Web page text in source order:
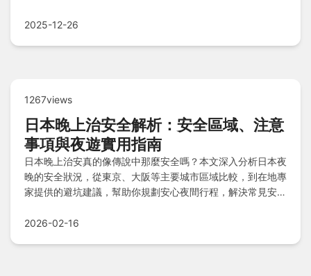
2025-12-26
1267views
日本晚上治安全解析：安全區域、注意
事項與夜遊實用指南
日本晚上治安真的像傳說中那麼安全嗎？本文深入分析日本夜
晚的安全狀況，從東京、大阪等主要城市區域比較，到在地專
家提供的避坑建議，幫助你規劃安心夜間行程，解決常見安全
2026-02-16